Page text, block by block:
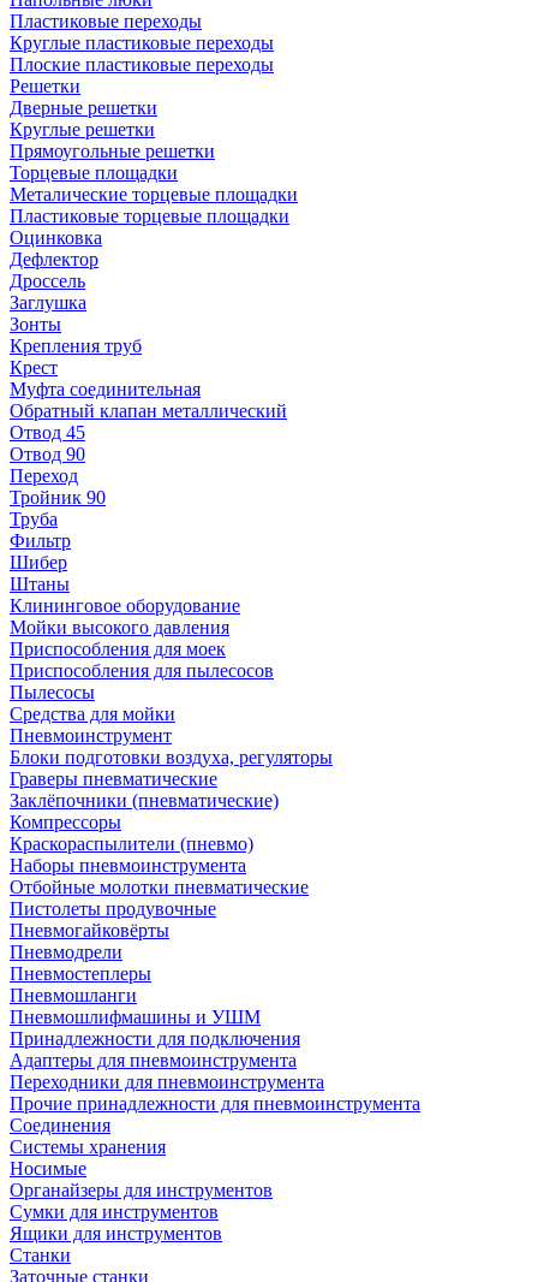
Пластиковые переходы
Круглые пластиковые переходы
Плоские пластиковые переходы
Решетки
Дверные решетки
Круглые решетки
Прямоугольные решетки
Торцевые площадки
Металические торцевые площадки
Пластиковые торцевые площадки
Оцинковка
Дефлектор
Дроссель
Заглушка
Зонты
Крепления труб
Крест
Муфта соединительная
Обратный клапан металлический
Отвод 45
Отвод 90
Переход
Тройник 90
Труба
Фильтр
Шибер
Штаны
Клининговое оборудование
Мойки высокого давления
Приспособления для моек
Приспособления для пылесосов
Пылесосы
Средства для мойки
Пневмоинструмент
Блоки подготовки воздуха, регуляторы
Граверы пневматические
Заклёпочники (пневматические)
Компрессоры
Краскораспылители (пневмо)
Наборы пневмоинструмента
Отбойные молотки пневматические
Пистолеты продувочные
Пневмогайковёрты
Пневмодрели
Пневмостеплеры
Пневмошланги
Пневмошлифмашины и УШМ
Принадлежности для подключения
Адаптеры для пневмоинструмента
Переходники для пневмоинструмента
Прочие принадлежности для пневмоинструмента
Соединения
Системы хранения
Носимые
Органайзеры для инструментов
Сумки для инструментов
Ящики для инструментов
Станки
Заточные станки